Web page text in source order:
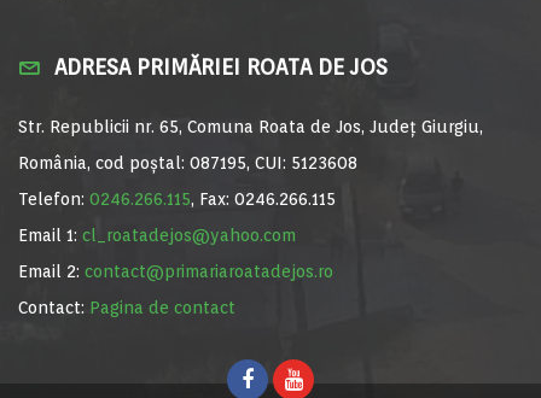
ADRESA PRIMĂRIEI ROATA DE JOS
Str. Republicii nr. 65, Comuna Roata de Jos, Județ Giurgiu,
România, cod poștal: 087195, CUI: 5123608
Telefon: 0246.266.115, Fax: 0246.266.115
Email 1: cl_roatadejos@yahoo.com
Email 2: contact@primariaroatadejos.ro
Contact: Pagina de contact